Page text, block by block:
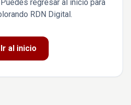
regresar al inicio para
RDN Digital.
Ir al inicio